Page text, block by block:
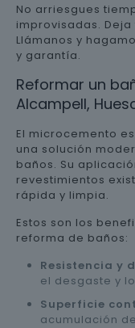
No arriesgues
improvisadas.
Llámanos y
y garantía.
Reformar un
Alcampell,
El microcemento
una solución
baños. Su
revestimientos
rápida y limpia.
Estos son los
reforma de baños:
Resistencia y
el desgaste y
Superficie
acumulación